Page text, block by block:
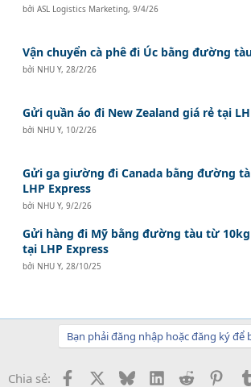
bởiASL Logistics Marketing,9/4/26
Vận chuyển cà phê đi Úc bằng đường
bởi NHU Y, 28/2/26
Gửi quần áo đi New Zealand giá rẻ tại
bởi NHU Y, 10/2/26
Gửi ga giường đi Canada bằng đường
LHP Express
bởi NHU Y,9/2/26
Gửi hàng đi Mỹ bằng đường tàu từ
tại LHP Express
bởi NHU Y, 28/10/25
Bạn phải đăng nhập hoặc đăng ký để
Chia sẻ: Facebook BlueskyLinkedInReddit